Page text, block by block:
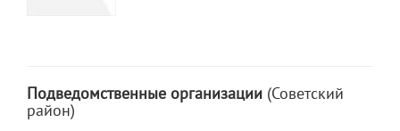
Подведомственные организации (Советский
район)